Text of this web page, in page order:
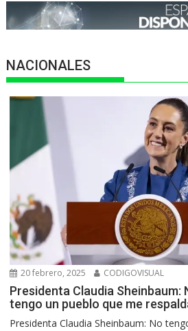
NACIONALES
20 febrero, 2025 CODIGOVISUAL
Presidenta Claudia Sheinbaum:
tengo un pueblo que me
Presidenta Claudia Sheinbaum: No